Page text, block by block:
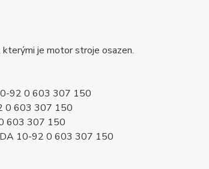
kterými je motor stroje osazen.
92 0 603 307 150
0 603 307 150
603 307 150
10-92 0 603 307 150